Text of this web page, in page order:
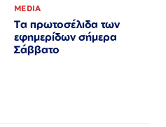
MEDIA
Τα πρωτοσέλιδα των
εφημερίδων σήμερα
Σάββατο